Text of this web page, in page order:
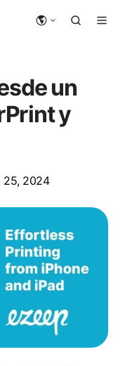
un
y
2024